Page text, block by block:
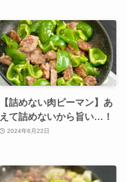
【詰めない肉ピーマン】あ
えて詰めないから旨い…！
2024年6月22日